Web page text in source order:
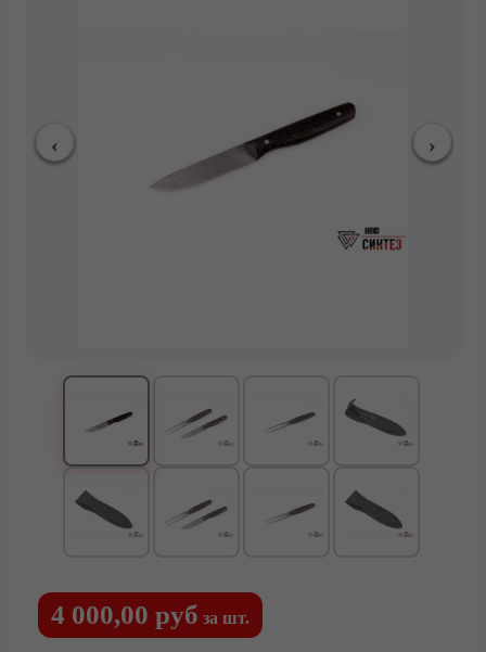
Ножи для выживания
Топоры и тяпки
Метательные ножи
Кухонные ножи
Кухонные ножи из стали VG-10
Городские
Комплектующие под производство ножей
4 000,00 руб за шт.